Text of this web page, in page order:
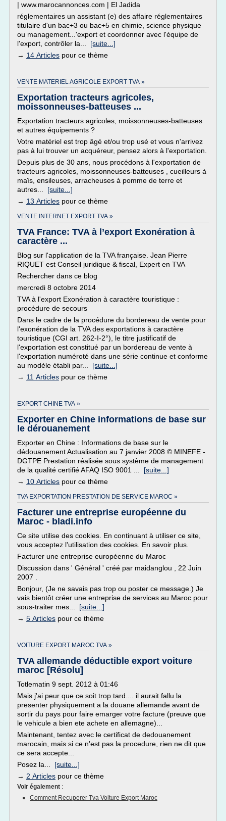
| www.marocannonces.com | El Jadida
réglementaires un assistant (e) des affaire réglementaires
titulaire d'un bac+3 ou bac+5 en chimie, science physique
ou management...'export et coordonner avec l'équipe de
l'export, contrôler la... [suite...]
→ 14 Articles pour ce thème
VENTE MATERIEL AGRICOLE EXPORT TVA »
Exportation tracteurs agricoles,
moissonneuses-batteuses ...
Exportation tracteurs agricoles, moissonneuses-batteuses
et autres équipements ?
Votre matériel est trop âgé et/ou trop usé et vous n'arrivez
pas à lui trouver un acquéreur, pensez alors à l'exportation.
Depuis plus de 30 ans, nous procédons à l'exportation de
tracteurs agricoles, moissonneuses-batteuses , cueilleurs à
maïs, ensileuses, arracheuses à pomme de terre et
autres... [suite...]
→ 13 Articles pour ce thème
VENTE INTERNET EXPORT TVA »
TVA France: TVA à l’export Exonération à
caractère ...
Blog sur l'application de la TVA française. Jean Pierre
RIQUET est Conseil juridique & fiscal, Expert en TVA
Rechercher dans ce blog
mercredi 8 octobre 2014
TVA à l'export Exonération à caractère touristique :
procédure de secours
Dans le cadre de la procédure du bordereau de vente pour
l'exonération de la TVA des exportations à caractère
touristique (CGI art. 262-I-2°), le titre justificatif de
l'exportation est constitué par un bordereau de vente à
l'exportation numéroté dans une série continue et conforme
au modèle établi par... [suite...]
→ 11 Articles pour ce thème
EXPORT CHINE TVA »
Exporter en Chine informations de base sur
le dérouanement
Exporter en Chine : Informations de base sur le
dédouanement Actualisation au 7 janvier 2008 © MINEFE -
DGTPE Prestation réalisée sous système de management
de la qualité certifié AFAQ ISO 9001 ... [suite...]
→ 10 Articles pour ce thème
TVA EXPORTATION PRESTATION DE SERVICE MAROC »
Facturer une entreprise européenne du
Maroc - bladi.info
Ce site utilise des cookies. En continuant à utiliser ce site,
vous acceptez l'utilisation des cookies. En savoir plus.
Facturer une entreprise européenne du Maroc
Discussion dans ' Général ' créé par maidanglou , 22 Juin
2007 .
Bonjour, (Je ne savais pas trop ou poster ce message.) Je
vais bientôt créer une entreprise de services au Maroc pour
sous-traiter mes... [suite...]
→ 5 Articles pour ce thème
VOITURE EXPORT MAROC TVA »
TVA allemande déductible export voiture
maroc [Résolu]
Totlematin 9 sept. 2012 à 01:46
Mais j'ai peur que ce soit trop tard.... il aurait fallu la
presenter physiquement a la douane allemande avant de
sortir du pays pour faire emarger votre facture (preuve que
le vehicule a bien ete achete en allemagne)...
Maintenant, tentez avec le certificat de dedouanement
marocain, mais si ce n'est pas la procedure, rien ne dit que
ce sera accepte...
Posez la... [suite...]
→ 2 Articles pour ce thème
Voir également :
Comment Recuperer Tva Voiture Export Maroc